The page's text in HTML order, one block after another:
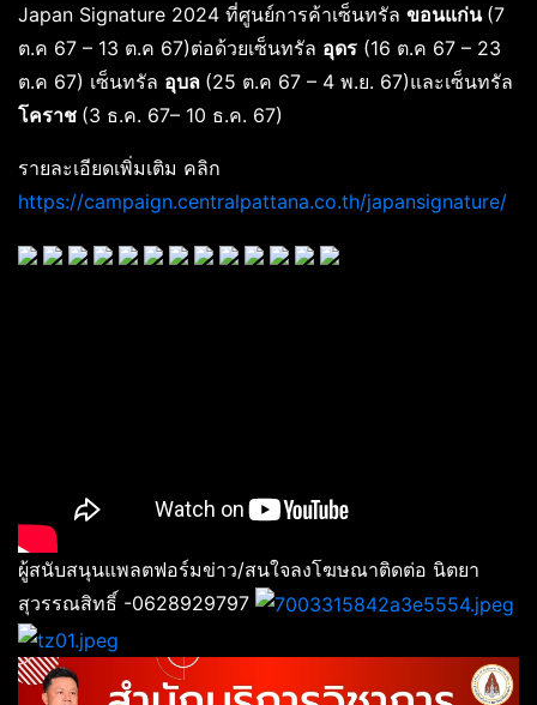
Japan Signature 2024 ที่ศูนย์การค้าเซ็นทรัล ขอนแก่น (7
ต.ค 67 – 13 ต.ค 67)ต่อด้วยเซ็นทรัล อุดร (16 ต.ค 67 – 23
ต.ค 67) เซ็นทรัล อุบล (25 ต.ค 67 – 4 พ.ย. 67)และเซ็นทรัล
โคราช (3 ธ.ค. 67– 10 ธ.ค. 67)
รายละเอียดเพิ่มเติม คลิก
https://campaign.centralpattana.co.th/japansignature/
ผู้สนับสนุนแพลตฟอร์มข่าว/สนใจลงโฆษณาติดต่อ นิตยา
สุวรรณสิทธิ์ -0628929797